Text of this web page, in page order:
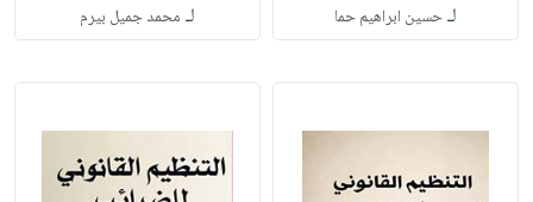
لـحسين ابراهيم حما لـ محمد جميل بيرم